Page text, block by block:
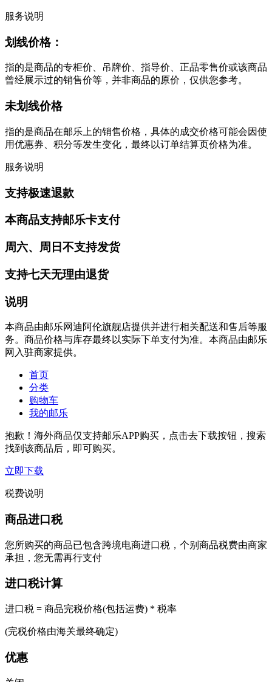
服务说明
划线价格：
指的是商品的专柜价、吊牌价、指导价、正品零售价或该商品
曾经展示过的销售价等，并非商品的原价，仅供您参考。
未划线价格
指的是商品在邮乐上的销售价格，具体的成交价格可能会因使
用优惠券、积分等发生变化，最终以订单结算页价格为准。
服务说明
支持极速退款
本商品支持邮乐卡支付
周六、周日不支持发货
支持七天无理由退货
说明
本商品由邮乐网迪阿伦旗舰店提供并进行相关配送和售后等服
务。商品价格与库存最终以实际下单支付为准。本商品由邮乐
网入驻商家提供。
首页
分类
购物车
我的邮乐
抱歉！海外商品仅支持邮乐APP购买，点击去下载按钮，搜索
找到该商品后，即可购买。
立即下载
税费说明
商品进口税
您所购买的商品已包含跨境电商进口税，个别商品税费由商家
承担，您无需再行支付
进口税计算
进口税 = 商品完税价格(包括运费) * 税率
(完税价格由海关最终确定)
优惠